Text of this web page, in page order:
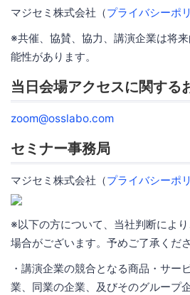
マジセミ株式会社（プライバシーポ
※共催、協賛、協力、講演企業は将
能性があります。
当日会場アクセスに関する
zoom@osslabo.com
セミナー事務局
マジセミ株式会社（プライバシーポ
※以下の方について、当社判断によ
場合がございます。予めご了承くださ
・講演企業の競合となる商品・サー
業、同業の企業、及びそのグループ